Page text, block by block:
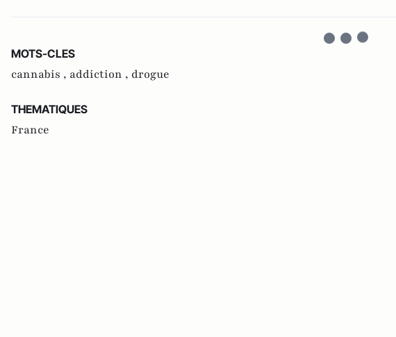
MOTS-CLES
cannabis , addiction , drogue
THEMATIQUES
France